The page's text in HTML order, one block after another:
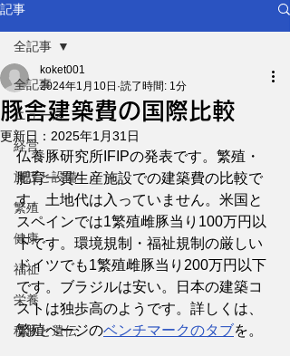
記事
全記事
ニュース
経営
施設と設備
繁殖
健康
福祉
栄養
種豚と遺伝
全記事
豚舎建築費の国際比較
koket001
2024年1月10日 読了時間: 1分
更新日： 2025年1月31日
仏養豚研究所IFIPの発表です。繁殖・
肥育一貫生産施設での建築費の比較で
す。土地代は入っていません。米国と
スペインでは1繁殖雌豚当り100万円以
下です。環境規制・福祉規制の厳しい
ドイツでも1繁殖雌豚当り200万円以下
です。ブラジルは安い。日本の建築コ
ストは独歩高のようです。詳しくは、
繁殖ページのベンチマークのタブを。